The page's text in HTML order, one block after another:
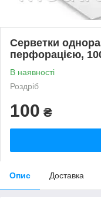
Серветки
перфорацією,
В наявності
Роздріб
100 ₴
Опис Доставка